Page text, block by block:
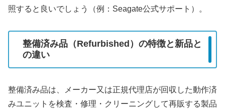
照すると良いでしょう（例：Seagate公式サポート）。
整備済み品（Refurbished）の特徴と新品と
の違い
整備済み品は、メーカー又は正規代理店が回収した動作済
みユニットを検査・修理・クリーニングして再販する製品